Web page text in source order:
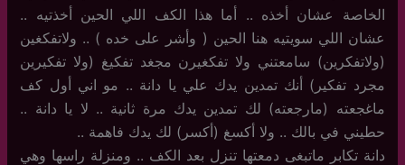
الخاصة عشان أخذه .. أما هذا الكف اللي الحين أخذتيه ..
عشان اللي سويتيه هنا الحين ( وأشر على خده ) .. ولاتفكغين
(ولاتفكرين) سامعتني ولا تفكغيرن مجغد تفكيغ (ولا تفكيرين
مجرد تفكير) أنك تمدين يدك علي يا دانة .. مو اني أول كف
ماغجعته (مارجعته) لك تمدين يدك مرة ثانية .. لا يا دانة ..
حطيني في بالك .. ولا أكسغ (أكسر) لك يدك فاهمة ..
دانة تكابر ماتبغى دمعتها تنزل بعد الكف .. ومنزلة راسها وهي